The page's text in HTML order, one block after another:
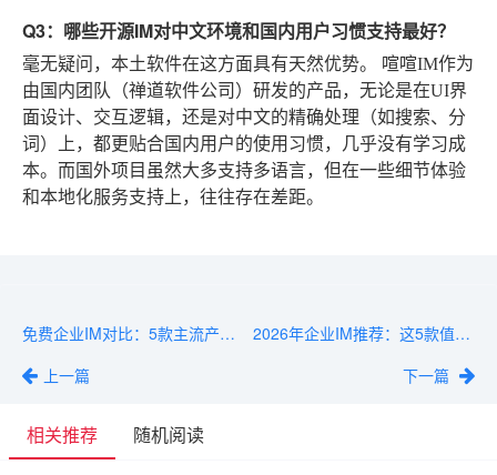
Q3：哪些开源IM对中文环境和国内用户习惯支持最好？
毫无疑问，本土软件在这方面具有天然优势。 喧喧IM作为
由国内团队（禅道软件公司）研发的产品，无论是在UI界
面设计、交互逻辑，还是对中文的精确处理（如搜索、分
词）上，都更贴合国内用户的使用习惯，几乎没有学习成
本。而国外项目虽然大多支持多语言，但在一些细节体验
和本地化服务支持上，往往存在差距。
免费企业IM对比：5款主流产品功能与价格横评
上一篇
2026年企业IM推荐：这5款值得关注
下一篇
相关推荐 随机阅读